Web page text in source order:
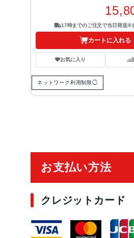
17時までのご注文で当日発送※
カートに入れる
お気に入り
ネットワーク利用制限◯
お支払い方法
クレジットカード